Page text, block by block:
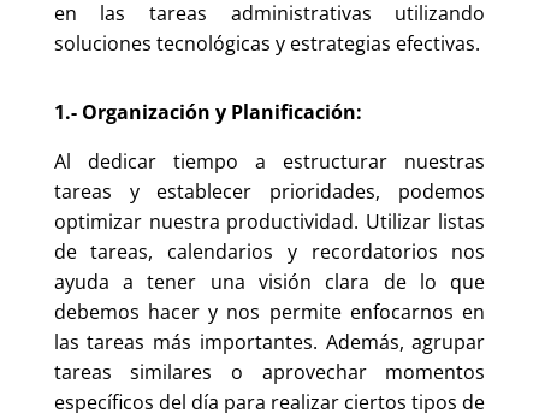
en las tareas administrativas utilizando
soluciones tecnológicas y estrategias efectivas.
1.- Organización y Planificación:
Al dedicar tiempo a estructurar nuestras
tareas y establecer prioridades, podemos
optimizar nuestra productividad. Utilizar listas
de tareas, calendarios y recordatorios nos
ayuda a tener una visión clara de lo que
debemos hacer y nos permite enfocarnos en
las tareas más importantes. Además, agrupar
tareas similares o aprovechar momentos
específicos del día para realizar ciertos tipos de